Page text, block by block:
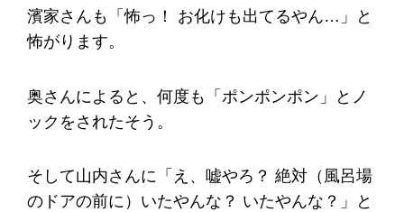
濱家さんも「怖っ！ お化けも出てるやん…」と
怖がります。
奥さんによると、何度も「ポンポンポン」とノ
ックをされたそう。
そして山内さんに「え、嘘やろ？ 絶対（風呂場
のドアの前に）いたやんな？ いたやんな？」と